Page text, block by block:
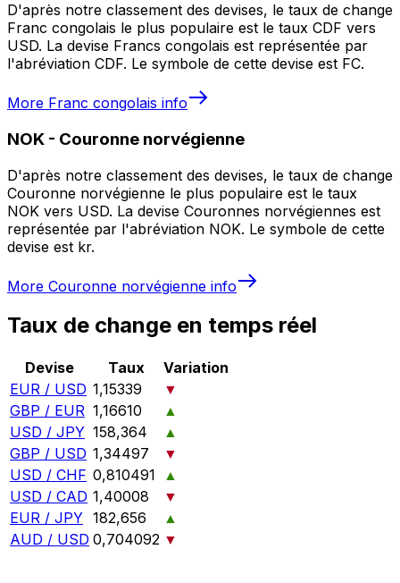
D'après notre classement des devises, le taux de change
Franc congolais le plus populaire est le taux CDF vers
USD. La devise Francs congolais est représentée par
l'abréviation CDF. Le symbole de cette devise est FC.
More Franc congolais info
NOK - Couronne norvégienne
D'après notre classement des devises, le taux de change
Couronne norvégienne le plus populaire est le taux
NOK vers USD. La devise Couronnes norvégiennes est
représentée par l'abréviation NOK. Le symbole de cette
devise est kr.
More Couronne norvégienne info
Taux de change en temps réel
Devise Taux
Variation
EUR / USD 1,15339
▼
GBP / EUR 1,16610
▲
USD / JPY 158,364
▲
GBP / USD 1,34497
▼
USD / CHF 0,810491
▲
USD / CAD 1,40008
▼
EUR / JPY 182,656
▲
AUD / USD 0,704092 ▼